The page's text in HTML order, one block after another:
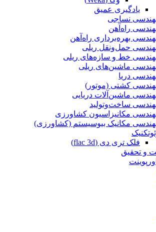
یادگیری عمیق
نساجی
راه‌آهن
بهره‌برداری راه‌آهن
حمل‌ونقل ریلی
خط و سازه‌های ریلی
ماشین‌های ریلی
دریا
کشتی (موتور)
ماشین‌آلات دریایی
ساخت‌وتولید
مکانیزاسیون کشاورزی
مکانیک بیوسیستم (کشاورزی)
فلک تری دی (flac 3d)
و تحقیق